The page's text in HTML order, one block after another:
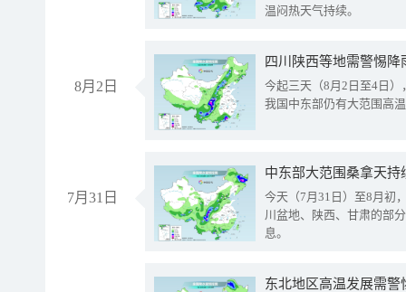
温闷热天气持续。
8月2日
今起三天（8月2日至4日
我国中东部仍有大范围高
7月31日
中东部大范围桑拿天
今天（7月31日）至8月初
川盆地、陕西、甘肃的部
息。
东北地区高温发展需